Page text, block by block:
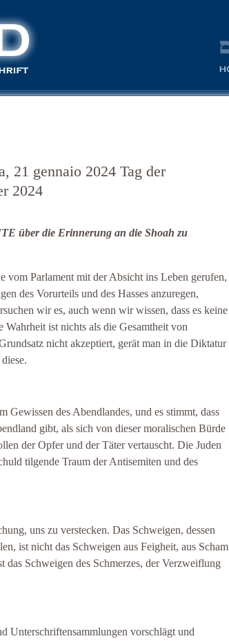
21 gennaio 2024 Tag der
2024
über die Erinnerung an die Shoah zu
vom Parlament mit der Absicht ins Leben gerufen,
des Vorurteils und des Hasses anzuregen,
wir es, auch wenn wir wissen, dass es keine
Wahrheit ist nichts als die Gesamtheit von
nicht akzeptiert, gerät man in die Diktatur
Gewissen des Abendlandes, und es stimmt, dass
gibt, als sich von dieser moralischen Bürde
der Opfer und der Täter vertauscht. Die Juden
tilgende Traum der Antisemiten und des
uns zu verstecken. Das Schweigen, dessen
ist nicht das Schweigen aus Feigheit, aus Scham
das Schweigen des Schmerzes, der Verzweiflung
Unterschriftensammlungen vorschlägt und